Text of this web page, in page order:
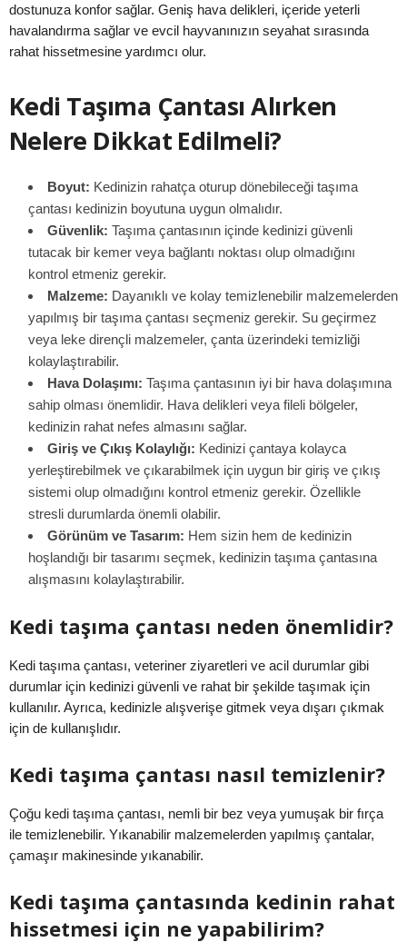
dostunuza konfor sağlar. Geniş hava delikleri, içeride yeterli
havalandırma sağlar ve evcil hayvanınızın seyahat sırasında
rahat hissetmesine yardımcı olur.
Kedi Taşıma Çantası Alırken
Nelere Dikkat Edilmeli?
Boyut: Kedinizin rahatça oturup dönebileceği taşıma
çantası kedinizin boyutuna uygun olmalıdır.
Güvenlik: Taşıma çantasının içinde kedinizi güvenli
tutacak bir kemer veya bağlantı noktası olup olmadığını
kontrol etmeniz gerekir.
Malzeme: Dayanıklı ve kolay temizlenebilir malzemelerden
yapılmış bir taşıma çantası seçmeniz gerekir. Su geçirmez
veya leke dirençli malzemeler, çanta üzerindeki temizliği
kolaylaştırabilir.
Hava Dolaşımı: Taşıma çantasının iyi bir hava dolaşımına
sahip olması önemlidir. Hava delikleri veya fileli bölgeler,
kedinizin rahat nefes almasını sağlar.
Giriş ve Çıkış Kolaylığı: Kedinizi çantaya kolayca
yerleştirebilmek ve çıkarabilmek için uygun bir giriş ve çıkış
sistemi olup olmadığını kontrol etmeniz gerekir. Özellikle
stresli durumlarda önemli olabilir.
Görünüm ve Tasarım: Hem sizin hem de kedinizin
hoşlandığı bir tasarımı seçmek, kedinizin taşıma çantasına
alışmasını kolaylaştırabilir.
Kedi taşıma çantası neden önemlidir?
Kedi taşıma çantası, veteriner ziyaretleri ve acil durumlar gibi
durumlar için kedinizi güvenli ve rahat bir şekilde taşımak için
kullanılır. Ayrıca, kedinizle alışverişe gitmek veya dışarı çıkmak
için de kullanışlıdır.
Kedi taşıma çantası nasıl temizlenir?
Çoğu kedi taşıma çantası, nemli bir bez veya yumuşak bir fırça
ile temizlenebilir. Yıkanabilir malzemelerden yapılmış çantalar,
çamaşır makinesinde yıkanabilir.
Kedi taşıma çantasında kedinin rahat
hissetmesi için ne yapabilirim?